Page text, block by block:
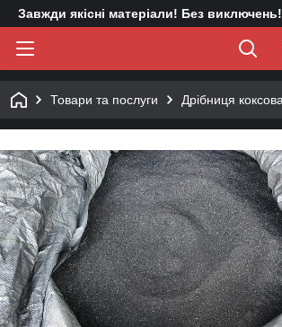
Завжди якісні матеріали! Без виключень!
Товари та послуги Дрібниця коксова